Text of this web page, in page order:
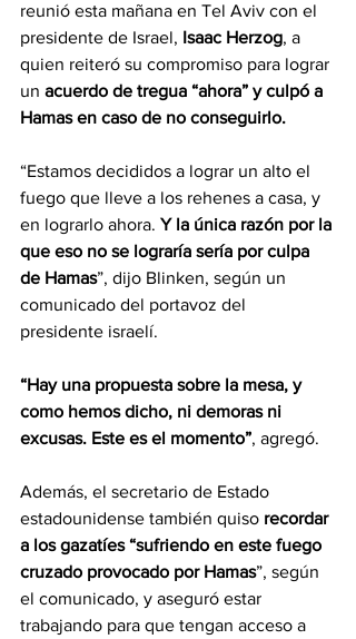
reunió esta mañana en Tel Aviv con el
presidente de Israel, Isaac Herzog, a
quien reiteró su compromiso para lograr
un acuerdo de tregua “ahora” y culpó a
Hamas en caso de no conseguirlo.
“Estamos decididos a lograr un alto el
fuego que lleve a los rehenes a casa, y
en lograrlo ahora. Y la única razón por la
que eso no se lograría sería por culpa
de Hamas”, dijo Blinken, según un
comunicado del portavoz del
presidente israelí.
“Hay una propuesta sobre la mesa, y
como hemos dicho, ni demoras ni
excusas. Este es el momento”, agregó.
Además, el secretario de Estado
estadounidense también quiso recordar
a los gazatíes “sufriendo en este fuego
cruzado provocado por Hamas”, según
el comunicado, y aseguró estar
trabajando para que tengan acceso a